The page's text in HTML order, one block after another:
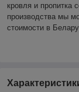
кровля и пропитка
производства мы
стоимости в